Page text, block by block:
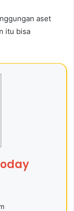
aset
itu bisa